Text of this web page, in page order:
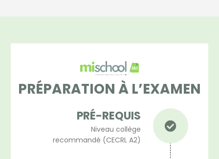
PRÉPARATION À L’EXAMEN
PRÉ-REQUIS
Niveau collège
recommandé (CECRL A2)